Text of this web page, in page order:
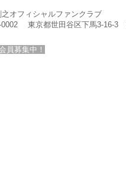
オフィシャルファンクラブ
0002 東京都世田谷区下馬3-16-3
員募集中！